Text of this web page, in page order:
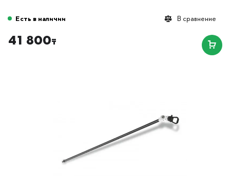
В сравнение
Есть в наличии
41 800₸